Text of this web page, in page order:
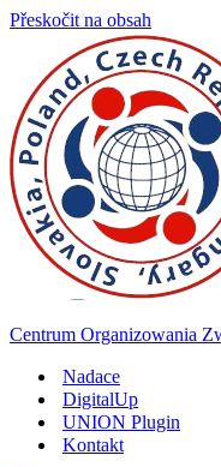
Přeskočit na obsah
Centrum Organizowania
Nadace
DigitalUp
UNION Plugin
Kontakt